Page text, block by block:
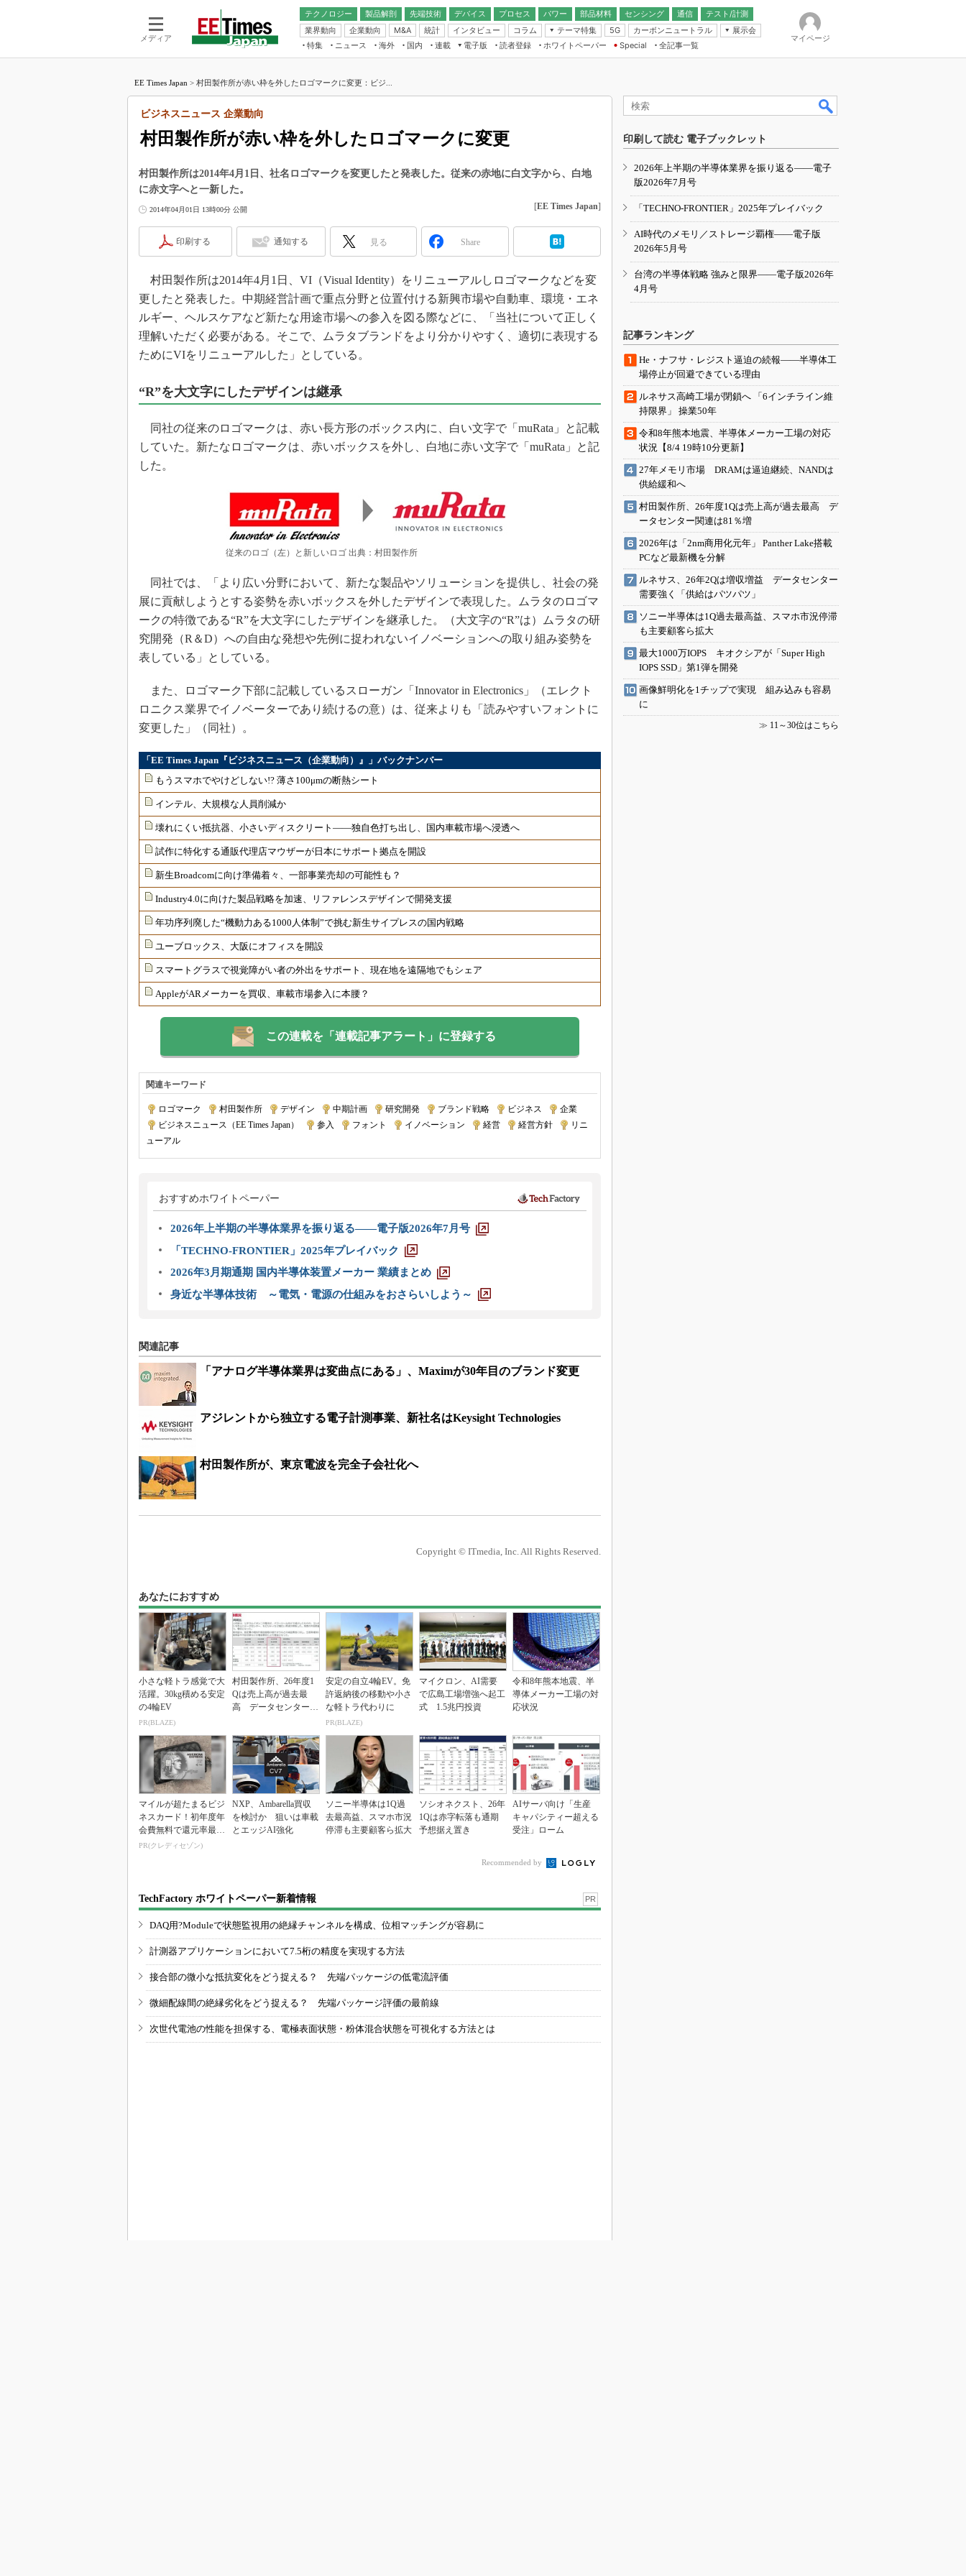
メディア
テクノロジー 製品解剖
先端技術
電池／エネルギー
デバイス
アナログ
マイコン
プロセス パワー 部品材料 センシング
通信
無線
テスト/計測
業界動向
企業動向 M&A 統計 インタビュー コラム
テーマ特集
フィジカルAI
読者調査（EE Times Research）
エレクトロニクス入門（EDN
Japan）
5G カーボンニュートラル
展示会
IoT・エッジコンピューティング
EXPO
TECHNO-FRONTIER
人とくるま展
特集 ニュース 海外 国内
連載
福田昭のデバイス通信
大山聡の業界スコープ
踊るバズワード ～Behind the
で起こること
製品分解で探るアジアの新トレンド
“異端児エンジニア”が仕掛けた社内
改革、執念の180日
イノベーションは日本を救うのか
JASA発IoT通信
IHSアナリスト「未来展望」
「英語に愛されないエンジニア」の
電子版
電子ブックレット
読者登録 ホワイトペーパー
Special
全記事一覧
マイページ
EE Times Japan > 村田製作所が赤い枠を外したロゴマークに変更：ビジ...
村田製作所が赤い枠を外したロゴマークに変更
ビジネスニュース 企業動向
村田製作所は2014年4月1日、社名ロゴマークを変更したと発表した。従来の赤地に白文字から、白地
に赤文字へと一新した。
2014年04月01日 13時00分 公開 [EE Times Japan]
印刷する 通知する 見る Share
村田製作所は2014年4月1日、VI（Visual Identity）をリニューアルしロゴマークなどを変
更したと発表した。中期経営計画で重点分野と位置付ける新興市場や自動車、環境・エネ
ルギー、ヘルスケアなど新たな用途市場への参入を図る際などに、「当社について正しく
理解いただく必要がある。そこで、ムラタブランドをより分かりやすく、適切に表現する
ためにVIをリニューアルした」としている。
“R”を大文字にしたデザインは継承
同社の従来のロゴマークは、赤い長方形のボックス内に、白い文字で「muRata」と記載
していた。新たなロゴマークは、赤いボックスを外し、白地に赤い文字で「muRata」と記
した。
従来のロゴ（左）と新しいロゴ 出典：村田製作所
同社では、「より広い分野において、新たな製品やソリューションを提供し、社会の発
展に貢献しようとする姿勢を赤いボックスを外したデザインで表現した。ムラタのロゴマ
ークの特徴である“R”を大文字にしたデザインを継承した。（大文字の“R”は）ムラタの研
究開発（R＆D）への自由な発想や先例に捉われないイノベーションへの取り組み姿勢を
表している」としている。
また、ロゴマーク下部に記載しているスローガン「Innovator in Electronics」（エレクト
ロニクス業界でイノベーターであり続けるの意）は、従来よりも「読みやすいフォントに
変更した」（同社）。
「EE Times Japan『ビジネスニュース（企業動向）』」バックナンバー
もうスマホでやけどしない!? 薄さ100μmの断熱シート
インテル、大規模な人員削減か
壊れにくい抵抗器、小さいディスクリート――独自色打ち出し、国内車載市場へ浸透へ
試作に特化する通販代理店マウザーが日本にサポート拠点を開設
新生Broadcomに向け準備着々、一部事業売却の可能性も？
Industry4.0に向けた製品戦略を加速、リファレンスデザインで開発支援
年功序列廃した“機動力ある1000人体制”で挑む新生サイプレスの国内戦略
ユーブロックス、大阪にオフィスを開設
スマートグラスで視覚障がい者の外出をサポート、現在地を遠隔地でもシェア
AppleがARメーカーを買収、車載市場参入に本腰？
この連載を「連載記事アラート」に登録する
関連キーワード
ロゴマーク 村田製作所 デザイン 中期計画 研究開発 ブランド戦略 ビジネス 企業
ビジネスニュース（EE Times Japan）
参入 フォント イノベーション 経営 経営方針
リニ
ューアル
おすすめホワイトペーパー
2026年上半期の半導体業界を振り返る――電子版2026年7月号
「TECHNO-FRONTIER」2025年プレイバック
2026年3月期通期 国内半導体装置メーカー 業績まとめ
身近な半導体技術 ～電気・電源の仕組みをおさらいしよう～
関連記事
「アナログ半導体業界は変曲点にある」、Maximが30年目のブランド変更
アジレントから独立する電子計測事業、新社名はKeysight Technologies
村田製作所が、東京電波を完全子会社化へ
Copyright © ITmedia, Inc. All Rights Reserved.
あなたにおすすめ
小さな軽トラ感覚で大
活躍。30kg積める安定
の4輪EV
PR(BLAZE)
村田製作所、26年度1
Qは売上高が過去最
高 データセンター関
安定の自立4輪EV。免
許返納後の移動や小さ
な軽トラ代わりに
PR(BLAZE)
マイクロン、AI需要
で広島工場増強へ起工
式 1.5兆円投資
令和8年熊本地震、半
導体メーカー工場の対
応状況
マイルが超たまるビジ
ネスカード！初年度年
会費無料で還元率最大
1.125%
PR(クレディセゾン)
NXP、Ambarella買収
を検討か 狙いは車載
とエッジAI強化
ソニー半導体は1Q過
去最高益、スマホ市況
停滞も主要顧客ら拡大
ソシオネクスト、26年
1Qは赤字転落も通期
予想据え置き
AIサーバ向け「生産
キャパシティー超える
受注」ローム
Recommended by
TechFactory ホワイトペーパー新着情報 PR
DAQ用?Moduleで状態監視用の絶縁チャンネルを構成、位相マッチングが容易に
計測器アプリケーションにおいて7.5桁の精度を実現する方法
接合部の微小な抵抗変化をどう捉える？ 先端パッケージの低電流評価
微細配線間の絶縁劣化をどう捉える？ 先端パッケージ評価の最前線
次世代電池の性能を担保する、電極表面状態・粉体混合状態を可視化する方法とは
印刷して読む 電子ブックレット
2026年上半期の半導体業界を振り返る――電子
版2026年7月号
「TECHNO-FRONTIER」2025年プレイバック
AI時代のメモリ／ストレージ覇権――電子版
2026年5月号
台湾の半導体戦略 強みと限界――電子版2026年
4月号
記事ランキング
He・ナフサ・レジスト逼迫の続報――半導体工
場停止が回避できている理由
ルネサス高崎工場が閉鎖へ 「6インチライン維
持限界」 操業50年
令和8年熊本地震、半導体メーカー工場の対応
状況【8/4 19時10分更新】
27年メモリ市場 DRAMは逼迫継続、NANDは
供給緩和へ
村田製作所、26年度1Qは売上高が過去最高 デ
ータセンター関連は81％増
2026年は「2nm商用化元年」 Panther Lake搭載
PCなど最新機を分解
ルネサス、26年2Qは増収増益 データセンター
需要強く「供給はパツパツ」
ソニー半導体は1Q過去最高益、スマホ市況停滞
も主要顧客ら拡大
最大1000万IOPS キオクシアが「Super High
IOPS SSD」第1弾を開発
画像鮮明化を1チップで実現 組み込みも容易
に
≫ 11～30位はこちら